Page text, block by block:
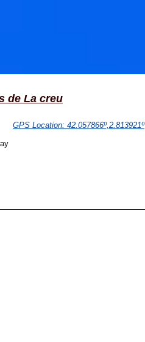
de La creu
GPS Location: 42.057866º,2.813921º